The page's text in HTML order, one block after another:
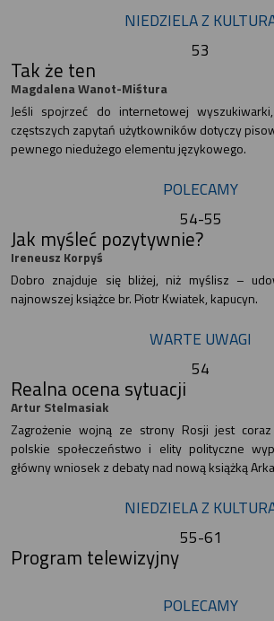
NIEDZIELA Z
53
Tak że ten
Magdalena Wanot-Miśtura
Jeśli spojrzeć do internetowej
częstszych zapytań użytkowników dotyczy
pewnego niedużego elementu językowego.
POLECAMY
54-55
Jak myśleć pozytywnie?
Ireneusz Korpyś
Dobro znajduje się bliżej, niż myślisz –
najnowszej książce br. Piotr Kwiatek, kapucyn.
WARTE UWAGI
54
Realna ocena sytuacji
Artur Stelmasiak
Zagrożenie wojną ze strony Rosji jest
polskie społeczeństwo i elity polityczne
główny wniosek z debaty nad nową książką
NIEDZIELA Z
55-61
Program telewizyjny
POLECAMY